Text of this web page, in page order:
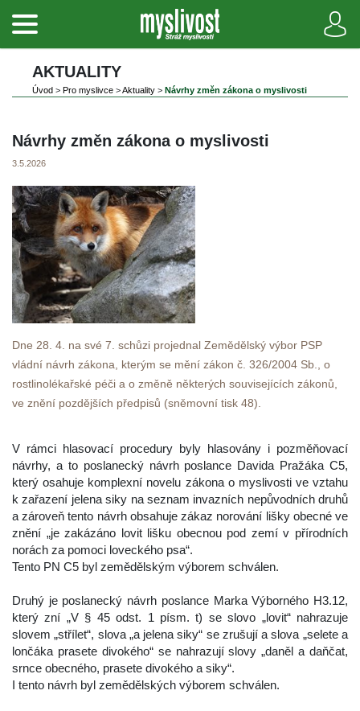
AKTUALITY
Úvod > Pro myslivce >Aktuality > Návrhy změn zákona o myslivosti
Návrhy změn zákona o myslivosti
3.5.2026
Dne 28. 4. na své 7. schůzi projednal Zemědělský výbor PSP
vládní návrh zákona, kterým se mění zákon č. 326/2004 Sb., o
rostlinolékařské péči a o změně některých souvisejících zákonů,
ve znění pozdějších předpisů (sněmovní tisk 48).
V rámci hlasovací procedury byly hlasovány i pozměňovací
návrhy, a to poslanecký návrh poslance Davida Pražáka C5,
který osahuje komplexní novelu zákona o myslivosti ve vztahu
k zařazení jelena siky na seznam invazních nepůvodních druhů
a zároveň tento návrh obsahuje zákaz norování lišky obecné ve
znění „je zakázáno lovit lišku obecnou pod zemí v přírodních
norách za pomoci loveckého psa“.
Tento PN C5 byl zemědělským výborem schválen.
Druhý je poslanecký návrh poslance Marka Výborného H3.12,
který zní „V § 45 odst. 1 písm. t) se slovo „lovit“ nahrazuje
lovem „střílet“, slova „a jelena siky“ se zrušují a slova „selete a
lončáka prasete divokého“ se nahrazují slovy „daněl a daňčat,
rnce obecného, prasete divokého a siky“.
I tento návrh byl zemědělských výborem schválen.